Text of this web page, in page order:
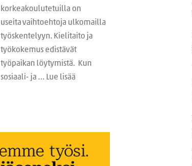
korkeakoulutetuilla on
useita vaihtoehtoja ulkomailla
työskentelyyn. Kielitaito ja
työkokemus edistävät
työpaikan löytymistä. Kun
sosiaali- ja … Lue lisää